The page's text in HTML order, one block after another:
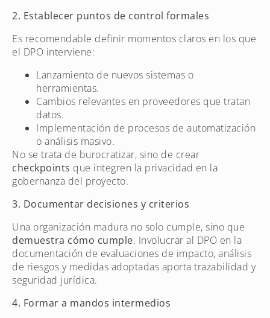
2. Establecer puntos de control formales
Es recomendable definir momentos claros en los que
el DPO interviene:
Lanzamiento de nuevos sistemas o
herramientas.
Cambios relevantes en proveedores que tratan
datos.
Implementación de procesos de automatización
o análisis masivo.
No se trata de burocratizar, sino de crear
checkpoints que integren la privacidad en la
gobernanza del proyecto.
3. Documentar decisiones y criterios
Una organización madura no solo cumple, sino que
demuestra cómo cumple. Involucrar al DPO en la
documentación de evaluaciones de impacto, análisis
de riesgos y medidas adoptadas aporta trazabilidad y
seguridad jurídica.
4. Formar a mandos intermedios